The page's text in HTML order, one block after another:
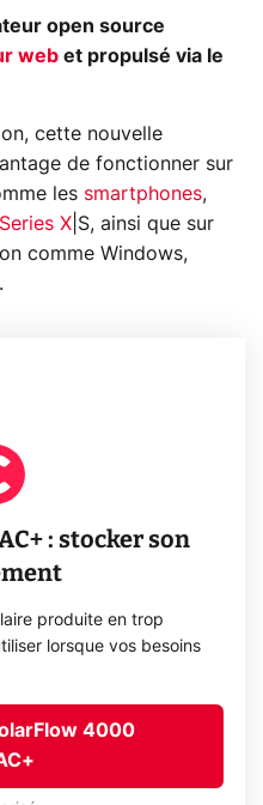
open source
web et propulsé via le
cette nouvelle
de fonctionner sur
les smartphones,
X |S, ainsi que sur
comme Windows,
: stocker son
produite en trop
lorsque vos besoins
4000